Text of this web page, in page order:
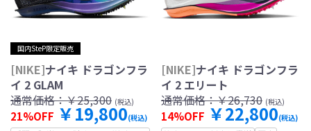
国内SteP限定販売
[NIKE]ナイキ ドラゴンフラ
イ 2 GLAM
通常価格：￥25,300 (税込)
21%OFF ￥19,800(税込)
[NIKE]ナイキ ドラゴンフラ
イ 2 エリート
通常価格：￥26,730 (税込)
14%OFF ￥22,800(税込)